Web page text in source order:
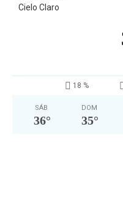
Cielo Claro
18 %
SÁB
36°
DOM
35°